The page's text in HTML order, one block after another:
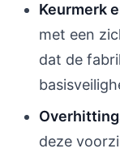
Keurmerk
met een
dat de
deze